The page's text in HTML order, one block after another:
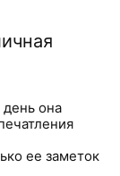
она
ее заметок